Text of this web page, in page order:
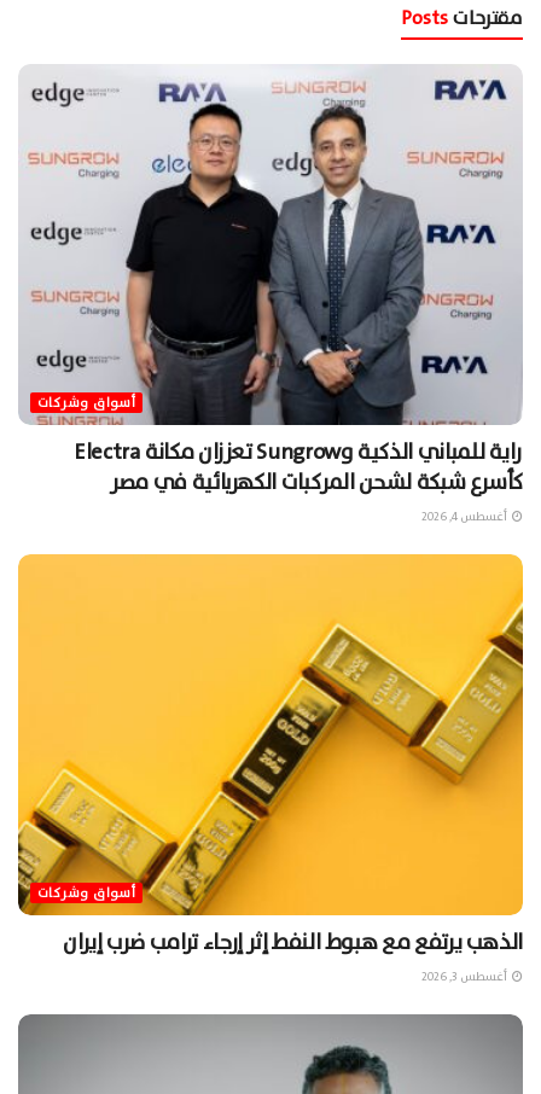
مقترحات
أسواق وشركات
راية للمباني الذكية وSungrow تعززان مكانة Electra
كأسرع شبكة لشحن المركبات الكهربائية في مصر
أغسطس 4, 2026
أسواق وشركات
الذهب يرتفع مع هبوط النفط إثر إرجاء ترامب ضرب إيران
أغسطس 3, 2026